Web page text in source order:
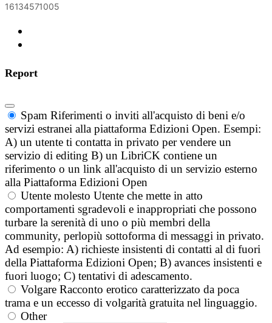
16134571005
Report
Spam Riferimenti o inviti all'acquisto di beni e/o
servizi estranei alla piattaforma Edizioni Open. Esempi:
A) un utente ti contatta in privato per vendere un
servizio di editing B) un LibriCK contiene un
riferimento o un link all'acquisto di un servizio esterno
alla Piattaforma Edizioni Open
Utente molesto Utente che mette in atto
comportamenti sgradevoli e inappropriati che possono
turbare la serenità di uno o più membri della
community, perlopiù sottoforma di messaggi in privato.
Ad esempio: A) richieste insistenti di contatti al di fuori
della Piattaforma Edizioni Open; B) avances insistenti e
fuori luogo; C) tentativi di adescamento.
Volgare Racconto erotico caratterizzato da poca
trama e un eccesso di volgarità gratuita nel linguaggio.
Other